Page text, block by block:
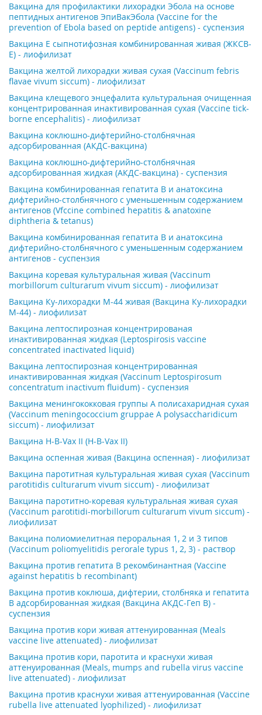
Вакцина для профилактики лихорадки Эбола на основе
пептидных антигенов ЭпиВакЭбола (Vaccine for the
prevention of Ebola based on peptide antigens) - суспензия
Вакцина Е сыпнотифозная комбинированная живая (ЖКСВ-
Е) - лиофилизат
Вакцина желтой лихорадки живая сухая (Vaccinum febris
flavae vivum siccum) - лиофилизат
Вакцина клещевого энцефалита культуральная очищенная
концентрированная инактивированная сухая (Vaccine tick-
borne encephalitis) - лиофилизат
Вакцина коклюшно-дифтерийно-столбнячная
адсорбированная (АКДС-вакцина)
Вакцина коклюшно-дифтерийно-столбнячная
адсорбированная жидкая (АКДС-вакцина) - суспензия
Вакцина комбинированная гепатита B и анатоксина
дифтерийно-столбнячного с уменьшенным содержанием
антигенов (Vfccine combined hepatitis & anatoxine
diphtheria & tetanus)
Вакцина комбинированная гепатита В и анатоксина
дифтерийно-столбнячного с уменьшенным содержанием
антигенов - суспензия
Вакцина коревая культуральная живая (Vaccinum
morbillorum culturarum vivum siccum) - лиофилизат
Вакцина Ку-лихорадки М-44 живая (Вакцина Ку-лихорадки
М-44) - лиофилизат
Вакцина лептоспирозная концентрированая
инактивированная жидкая (Leptospirosis vaccine
concentrated inactivated liquid)
Вакцина лептоспирозная концентрированная
инактивированная жидкая (Vaccinum Leptospirosum
concentratum inactivum fluidum) - суспензия
Вакцина менингококковая группы А полисахаридная сухая
(Vaccinum meningococcium gruppae A polysaccharidicum
siccum) - лиофилизат
Вакцина Н-В-Vax II (H-B-Vax II)
Вакцина оспенная живая (Вакцина оспенная) - лиофилизат
Вакцина паротитная культуральная живая сухая (Vaccinum
parotitidis culturarum vivum siccum) - лиофилизат
Вакцина паротитно-коревая культуральная живая сухая
(Vaccinum parotitidi-morbillorum culturarum vivum siccum) -
лиофилизат
Вакцина полиомиелитная пероральная 1, 2 и 3 типов
(Vaccinum poliomyelitidis perorale typus 1, 2, 3) - раствор
Вакцина против гепатита B рекомбинантная (Vaccine
against hepatitis b recombinant)
Вакцина против коклюша, дифтерии, столбняка и гепатита
В адсорбированная жидкая (Вакцина АКДС-Геп В) -
суспензия
Вакцина против кори живая аттенуированная (Meals
vaccine live attenuated) - лиофилизат
Вакцина против кори, паротита и краснухи живая
аттенуированная (Meals, mumps and rubella virus vaccine
live attenuated) - лиофилизат
Вакцина против краснухи живая аттенуированная (Vaccine
rubella live attenuated lyophilized) - лиофилизат